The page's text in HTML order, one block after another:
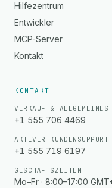
Hilfezentrum
Entwickler
MCP-Server
Kontakt
KONTAKT
VERKAUF & ALLGEMEINES
+1 555 706 4469
AKTIVER
+1 555 719 6197
GESCHÄFTSZEITEN
Mo–Fr · 8:00–17:00